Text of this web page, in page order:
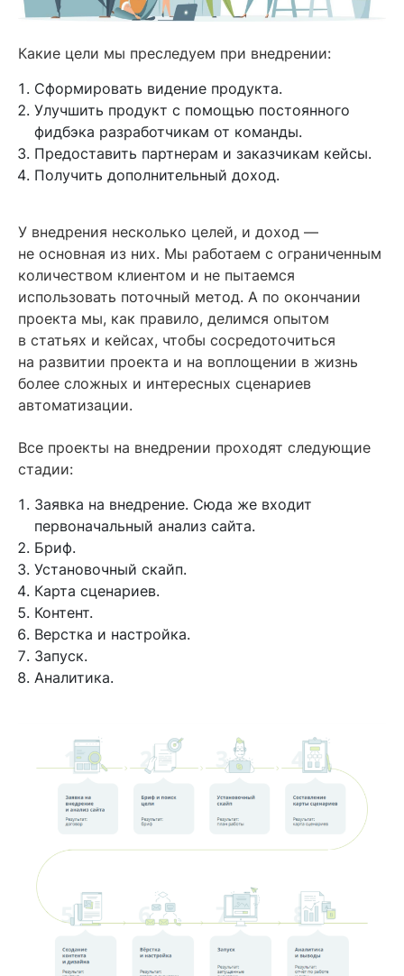
Какие цели мы преследуем при внедрении:
Сформировать видение продукта.
Улучшить продукт с помощью постоянного
фидбэка разработчикам от команды.
Предоставить партнерам и заказчикам кейсы.
Получить дополнительный доход.
У внедрения несколько целей, и доход —
не основная из них. Мы работаем с ограниченным
количеством клиентом и не пытаемся
использовать поточный метод. А по окончании
проекта мы, как правило, делимся опытом
в статьях и кейсах, чтобы сосредоточиться
на развитии проекта и на воплощении в жизнь
более сложных и интересных сценариев
автоматизации.
Все проекты на внедрении проходят следующие
стадии:
Заявка на внедрение. Сюда же входит
первоначальный анализ сайта.
Бриф.
Установочный скайп.
Карта сценариев.
Контент.
Верстка и настройка.
Запуск.
Аналитика.